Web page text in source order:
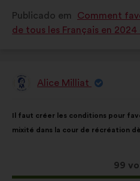
em:
Publicado em
Comment
de tous les Français en 2024
PropostaAlice Milliat
da
proposta:
Il faut créer les conditions pour
mixité dans la cour de récréation
Esta
99
repartição
é